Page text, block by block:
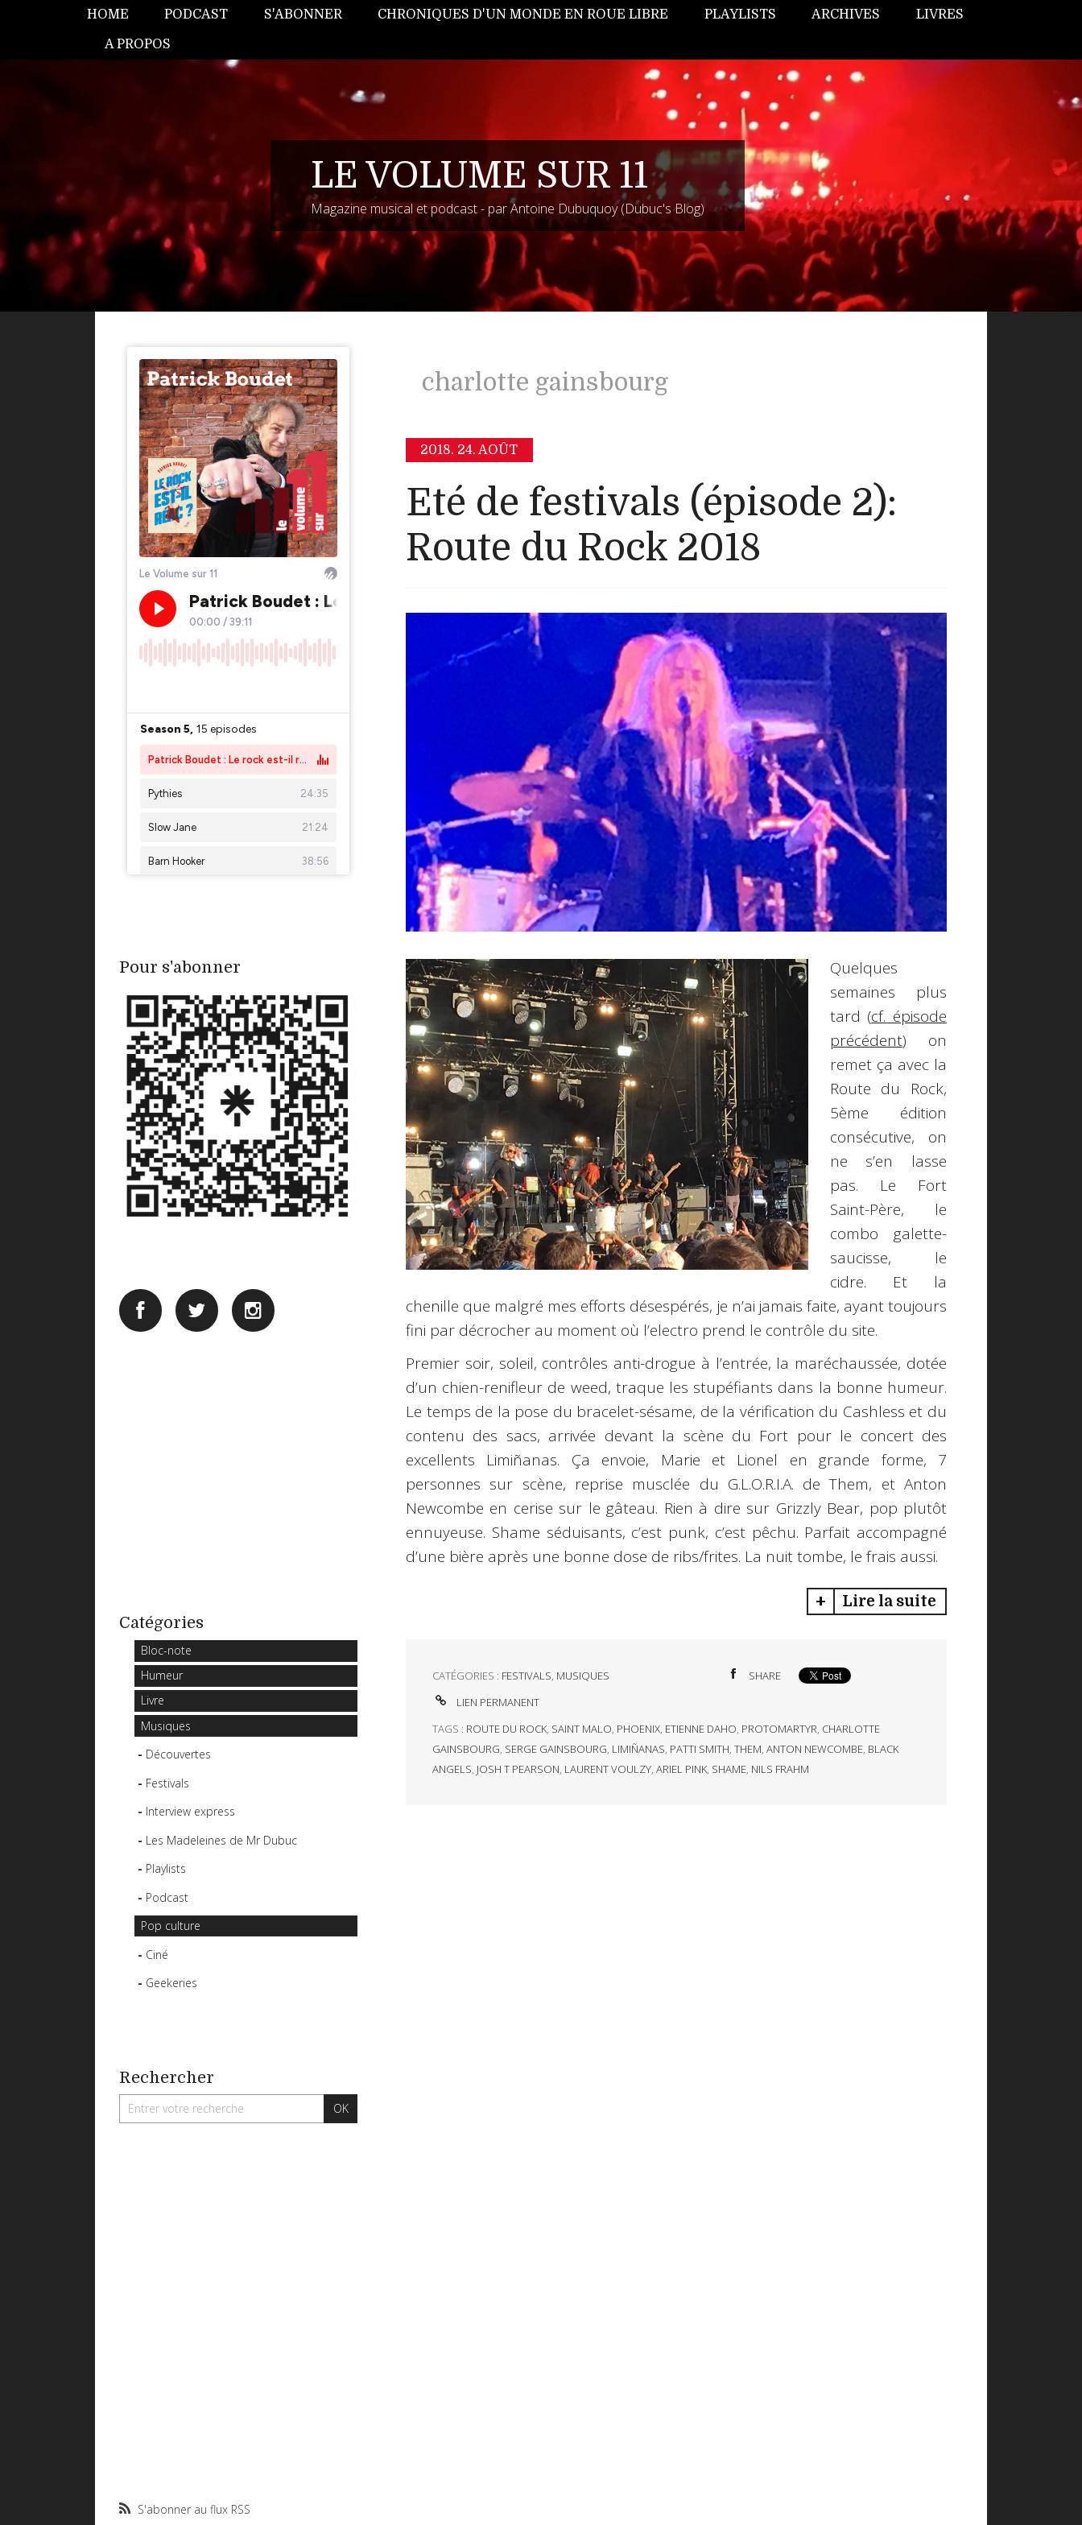
HOME PODCAST S'ABONNER CHRONIQUES D'UN MONDE EN ROUE LIBRE PLAYLISTS ARCHIVES LIVRES
A PROPOS
LE VOLUME SUR 11
Magazine musical et podcast - par Antoine Dubuquoy (Dubuc's Blog)
Pour s'abonner
Catégories
Bloc-note
Humeur
Livre
Musiques
Découvertes
Festivals
Interview express
Les Madeleines de Mr Dubuc
Playlists
Podcast
Pop culture
Ciné
Geekeries
Rechercher
S'abonner au flux RSS
charlotte gainsbourg
2018. 24. AOÛT
Eté de festivals (épisode 2):
Route du Rock 2018
Quelques
semaines plus
tard (cf. épisode
précédent) on
remet ça avec la
Route du Rock,
5ème édition
consécutive, on
ne s’en lasse
pas. Le Fort
Saint-Père, le
combo galette-
saucisse, le
cidre. Et la
chenille que malgré mes efforts désespérés, je n’ai jamais faite, ayant toujours
fini par décrocher au moment où l’electro prend le contrôle du site.
Premier soir, soleil, contrôles anti-drogue à l’entrée, la maréchaussée, dotée
d’un chien-renifleur de weed, traque les stupéfiants dans la bonne humeur.
Le temps de la pose du bracelet-sésame, de la vérification du Cashless et du
contenu des sacs, arrivée devant la scène du Fort pour le concert des
excellents Limiñanas. Ça envoie, Marie et Lionel en grande forme, 7
personnes sur scène, reprise musclée du G.L.O.R.I.A. de Them, et Anton
Newcombe en cerise sur le gâteau. Rien à dire sur Grizzly Bear, pop plutôt
ennuyeuse. Shame séduisants, c’est punk, c’est pêchu. Parfait accompagné
d’une bière après une bonne dose de ribs/frites. La nuit tombe, le frais aussi.
Lire la suite
CATÉGORIES : FESTIVALS, MUSIQUES
SHARE
LIEN PERMANENT
TAGS : ROUTE DU ROCK, SAINT MALO, PHOENIX, ETIENNE DAHO, PROTOMARTYR, CHARLOTTE
GAINSBOURG, SERGE GAINSBOURG, LIMIÑANAS, PATTI SMITH, THEM, ANTON NEWCOMBE, BLACK
ANGELS, JOSH T PEARSON, LAURENT VOULZY, ARIEL PINK, SHAME, NILS FRAHM